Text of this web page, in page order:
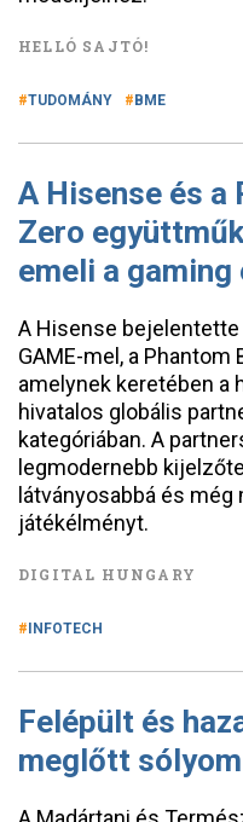
HELLÓ SAJTÓ!
TUDOMÁNY BME
A Hisense és a
Zero
emeli a gaming
A Hisense
GAME-mel, a
amelynek keretében a
hivatalos globális
kategóriában. A
legmodernebb
látványosabbá és még
játékélményt.
DIGITAL HUNGARY
INFOTECH
Felépült és
meglőtt sólyom